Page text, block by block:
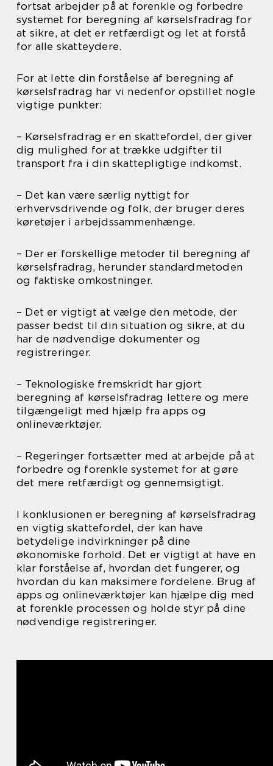
fortsat arbejder på at forenkle og forbedre
systemet for beregning af kørselsfradrag for
at sikre, at det er retfærdigt og let at forstå
for alle skatteydere.
For at lette din forståelse af beregning af
kørselsfradrag har vi nedenfor opstillet nogle
vigtige punkter:
– Kørselsfradrag er en skattefordel, der giver
dig mulighed for at trække udgifter til
transport fra i din skattepligtige indkomst.
– Det kan være særlig nyttigt for
erhvervsdrivende og folk, der bruger deres
køretøjer i arbejdssammenhænge.
– Der er forskellige metoder til beregning af
kørselsfradrag, herunder standardmetoden
og faktiske omkostninger.
– Det er vigtigt at vælge den metode, der
passer bedst til din situation og sikre, at du
har de nødvendige dokumenter og
registreringer.
– Teknologiske fremskridt har gjort
beregning af kørselsfradrag lettere og mere
tilgængeligt med hjælp fra apps og
onlineværktøjer.
– Regeringer fortsætter med at arbejde på at
forbedre og forenkle systemet for at gøre
det mere retfærdigt og gennemsigtigt.
I konklusionen er beregning af kørselsfradrag
en vigtig skattefordel, der kan have
betydelige indvirkninger på dine
økonomiske forhold. Det er vigtigt at have en
klar forståelse af, hvordan det fungerer, og
hvordan du kan maksimere fordelene. Brug af
apps og onlineværktøjer kan hjælpe dig med
at forenkle processen og holde styr på dine
nødvendige registreringer.